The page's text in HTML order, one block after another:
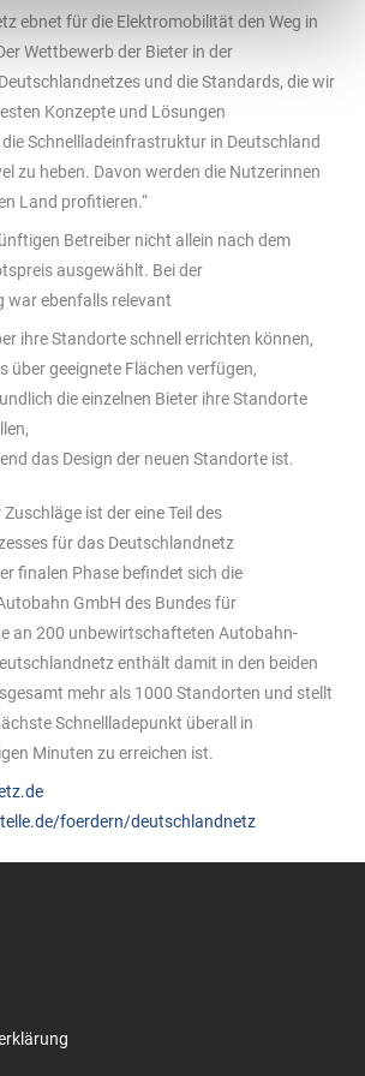
ebnet für die Elektromobilität den Weg in
Wettbewerb der Bieter in der
und die Standards, die wir
Konzepte und Lösungen
Schnellladeinfrastruktur in Deutschland
zu heben. Davon werden die Nutzerinnen
Land profitieren.“
Betreiber nicht allein nach dem
ausgewählt. Bei der
war ebenfalls relevant
ihre Standorte schnell errichten können,
über geeignete Flächen verfügen,
die einzelnen Bieter ihre Standorte
das Design der neuen Standorte ist.
ist der eine Teil des
für das Deutschlandnetz
finalen Phase befindet sich die
GmbH des Bundes für
an 200 unbewirtschafteten Autobahn-
enthält damit in den beiden
mehr als 1000 Standorten und stellt
Schnellladepunkt überall in
Minuten zu erreichen ist.
foerdern/deutschlandnetz